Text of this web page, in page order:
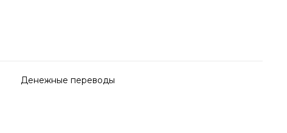
Денежные переводы